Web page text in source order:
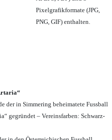
Pixelgrafikformate (JPG,
PNG, GIF) enthalten.
der in Simmering beheimatete Fussball
gegründet – Vereinsfarben: Schwarz-